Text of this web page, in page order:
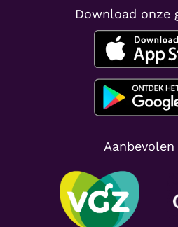
Download onze